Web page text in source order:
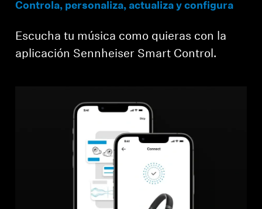
Controla, personaliza, actualiza y configura
Escucha tu música como quieras con la
aplicación Sennheiser Smart Control.